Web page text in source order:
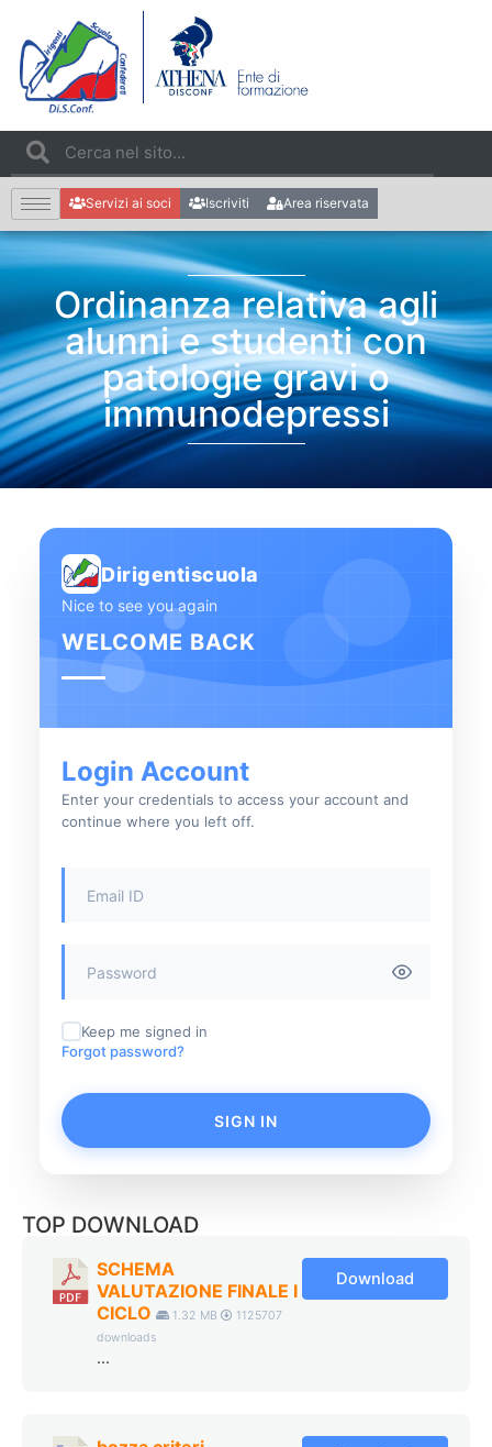
Servizi ai soci Iscriviti Area riservata
Ordinanza relativa agli
alunni e studenti con
patologie gravi o
immunodepressi
Dirigentiscuola
Nice to see you again
WELCOME BACK
Login Account
Enter your credentials to access your account and
continue where you left off.
Keep me signed in
Forgot password?
SIGN IN
TOP DOWNLOAD
SCHEMA
VALUTAZIONE FINALE I
CICLO
1.32 MB
1125707
downloads
...
Download